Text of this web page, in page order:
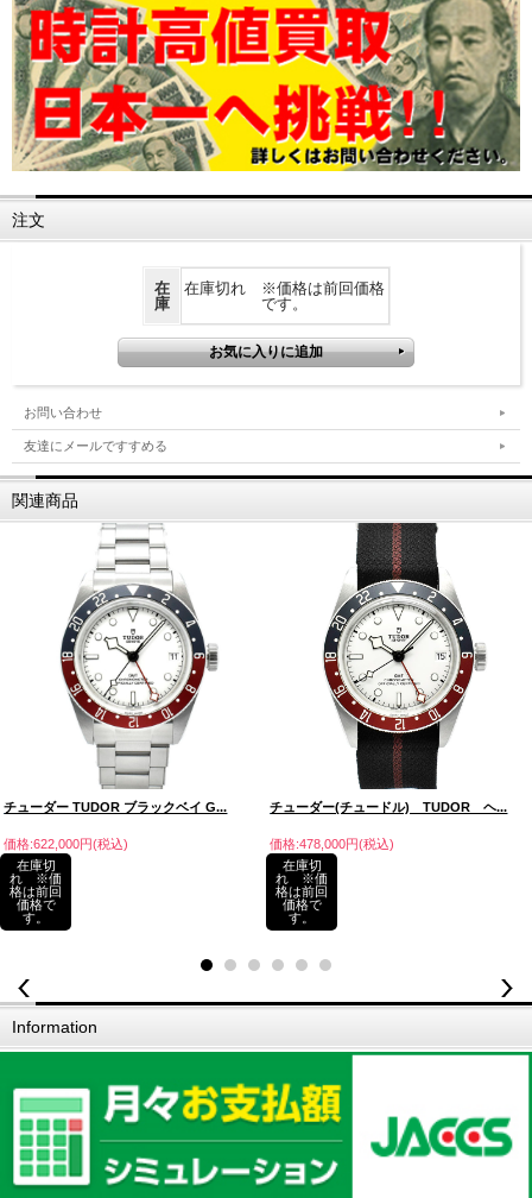
注文
在
庫
在庫切れ ※価格は前回価格
です。
お問い合わせ
友達にメールですすめる
関連商品
チューダー TUDOR ブラックベイ G...
価格:622,000円(税込)
在庫切
れ ※価
格は前回
価格で
す。
チューダー(チュードル) TUDOR ヘ...
価格:478,000円(税込)
在庫切
れ ※価
格は前回
価格で
す。
Information